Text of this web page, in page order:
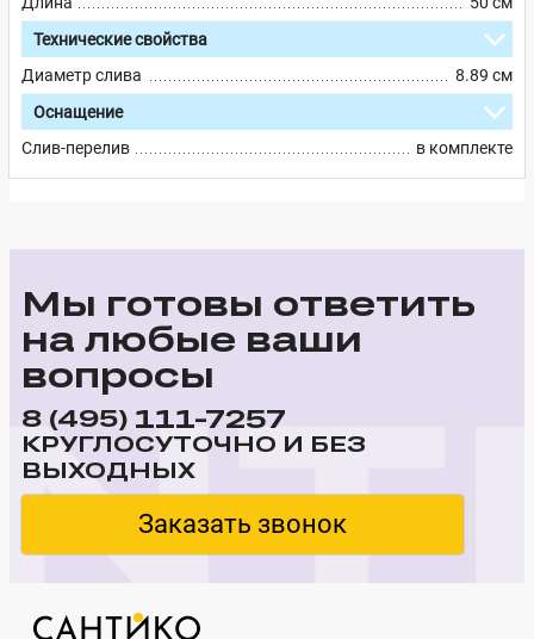
Технические свойства
Диаметр слива
8.89 см
Оснащение
Слив-перелив
в комплекте
Мы готовы ответить
на любые ваши
вопросы
8 (495) 111-7257
КРУГЛОСУТОЧНО И БЕЗ
ВЫХОДНЫХ
Заказать звонок